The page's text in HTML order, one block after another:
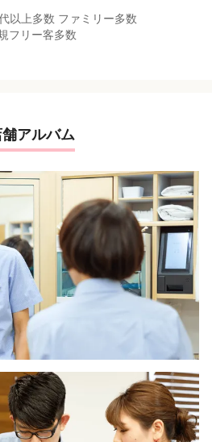
以上多数 ファミリー多数
フリー客多数
舗アルバム